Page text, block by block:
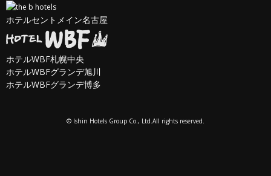
ホテルセントメイン名古屋
ホテルWBF札幌中央
ホテルWBFグランデ旭川
ホテルWBFグランデ博多
© Ishin Hotels Group Co., Ltd.All rights reserved.